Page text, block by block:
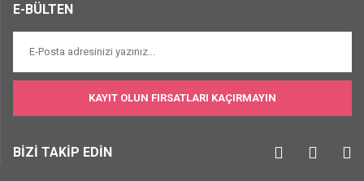
E-BÜLTEN
KAYIT OLUN FIRSATLARI KAÇIRMAYIN
BİZİ TAKİP EDİN